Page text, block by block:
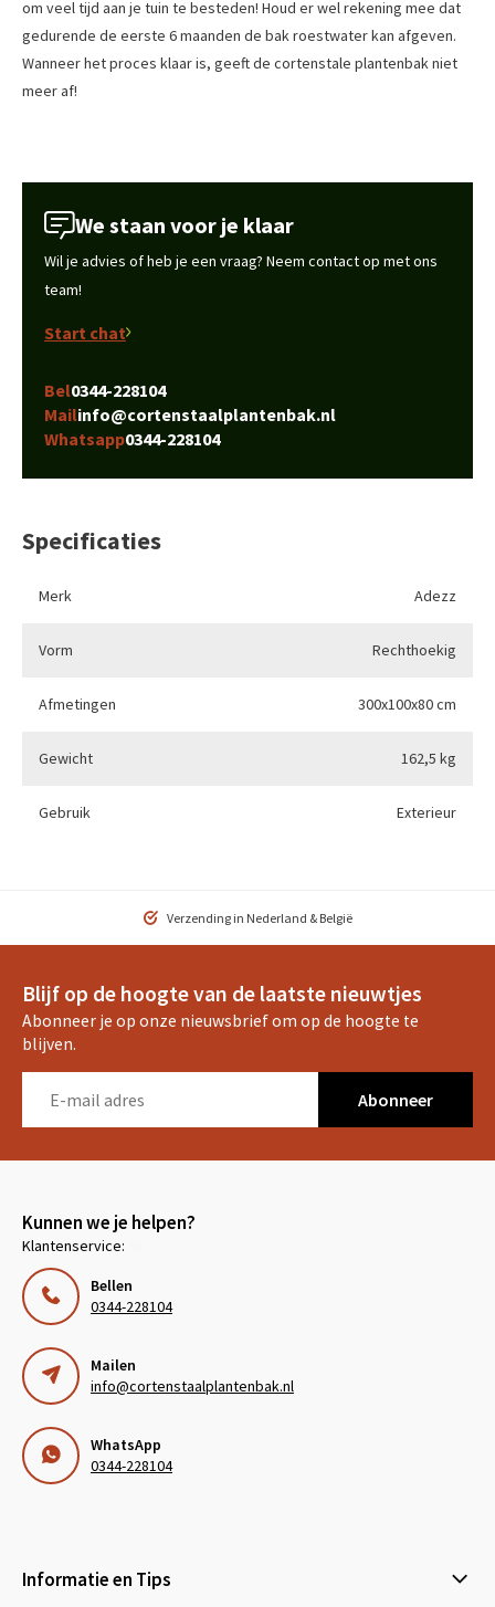
om veel tijd aan je tuin te besteden! Houd er wel rekening mee dat
gedurende de eerste 6 maanden de bak roestwater kan afgeven.
Wanneer het proces klaar is, geeft de cortenstale plantenbak niet
meer af!
We staan voor je klaar
Wil je advies of heb je een vraag? Neem contact op met ons
team!
Start chat
Bel0344-228104
Mailinfo@cortenstaalplantenbak.nl
Whatsapp0344-228104
Specificaties
Merk Adezz
Vorm Rechthoekig
Afmetingen 300x100x80 cm
Gewicht 162,5 kg
Gebruik Exterieur
Verzending in Nederland & België
Blijf op de hoogte van de laatste nieuwtjes
Abonneer je op onze nieuwsbrief om op de hoogte te
blijven.
Abonneer
Kunnen we je helpen?
Klantenservice:
Bellen
0344-228104
Mailen
info@cortenstaalplantenbak.nl
WhatsApp
0344-228104
Informatie en Tips